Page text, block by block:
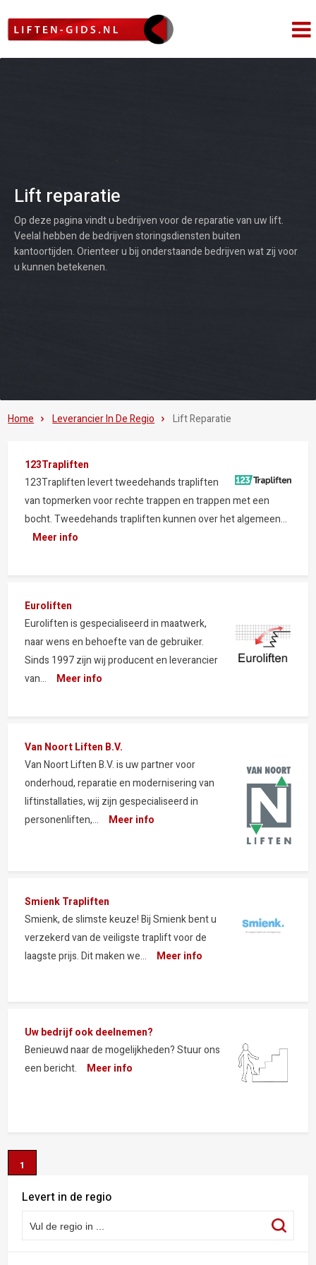
Lift reparatie
Op deze pagina vindt u bedrijven voor de reparatie van uw lift.
Veelal hebben de bedrijven storingsdiensten buiten
kantoortijden. Orienteer u bij onderstaande bedrijven wat zij voor
u kunnen betekenen.
Home Leverancier In De Regio Lift Reparatie
Levert in de regio
Vul de regio in ...
123Trapliften
123Trapliften levert tweedehands trapliften
van topmerken voor rechte trappen en trappen met een
bocht. Tweedehands trapliften kunnen over het algemeen...
Meer info
Euroliften
Euroliften is gespecialiseerd in maatwerk,
naar wens en behoefte van de gebruiker.
Sinds 1997 zijn wij producent en leverancier
van...
Meer info
Van Noort Liften B.V.
Van Noort Liften B.V. is uw partner voor
onderhoud, reparatie en modernisering van
liftinstallaties, wij zijn gespecialiseerd in
personenliften,...
Meer info
Smienk Trapliften
Smienk, de slimste keuze! Bij Smienk bent u
verzekerd van de veiligste traplift voor de
laagste prijs. Dit maken we...
Meer info
Uw bedrijf ook deelnemen?
Benieuwd naar de mogelijkheden? Stuur ons
een bericht.
Meer info
1